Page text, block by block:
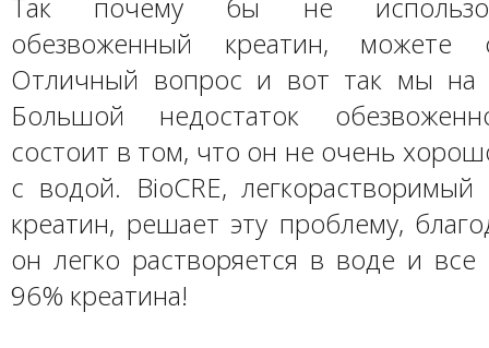
обезвоженный креатин, можете
Отличный вопрос и вот так мы на
Большой недостаток
состоит в том, что он не очень
с водой. BioCRE,
креатин, решает эту проблему,
он легко растворяется в воде и
96% креатина!